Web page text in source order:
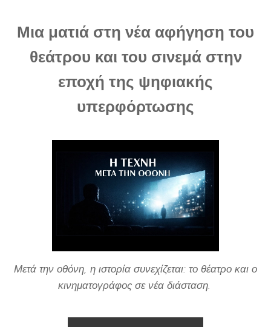
Μια ματιά στη νέα αφήγηση του
θεάτρου και του σινεμά στην
εποχή της ψηφιακής
υπερφόρτωσης
Μετά την οθόνη, η ιστορία συνεχίζεται: το θέατρο και ο
κινηματογράφος σε νέα διάσταση.